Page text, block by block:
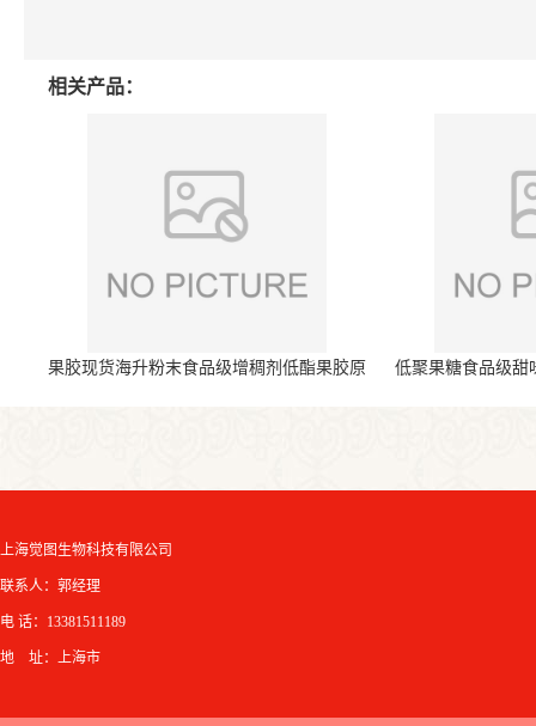
相关产品：
果胶现货海升粉末食品级增稠剂低酯果胶原
低聚果糖食品级甜
上海觉图生物科技有限公司
联系人：郭经理
电 话：13381511189
地 址：上海市